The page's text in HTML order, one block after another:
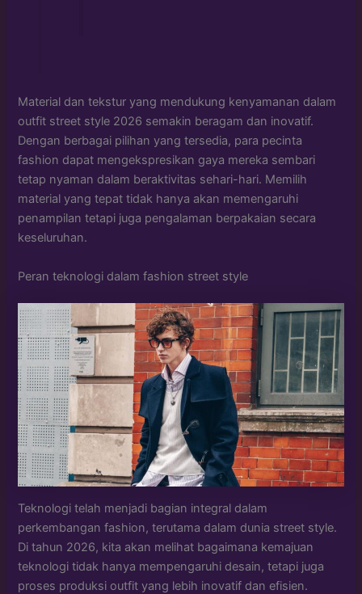
Material dan tekstur yang mendukung kenyamanan dalam
outfit street style 2026 semakin beragam dan inovatif.
Dengan berbagai pilihan yang tersedia, para pecinta
fashion dapat mengekspresikan gaya mereka sembari
tetap nyaman dalam beraktivitas sehari-hari. Memilih
material yang tepat tidak hanya akan memengaruhi
penampilan tetapi juga pengalaman berpakaian secara
keseluruhan.
Peran teknologi dalam fashion street style
Teknologi telah menjadi bagian integral dalam
perkembangan fashion, terutama dalam dunia street style.
Di tahun 2026, kita akan melihat bagaimana kemajuan
teknologi tidak hanya mempengaruhi desain, tetapi juga
proses produksi outfit yang lebih inovatif dan efisien.